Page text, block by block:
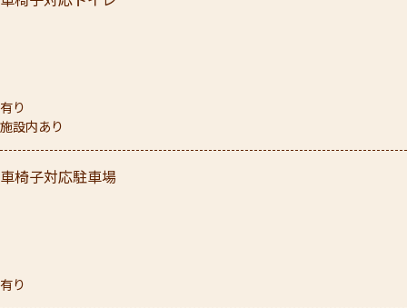
有り
施設内あり
車椅子対応駐車場
有り